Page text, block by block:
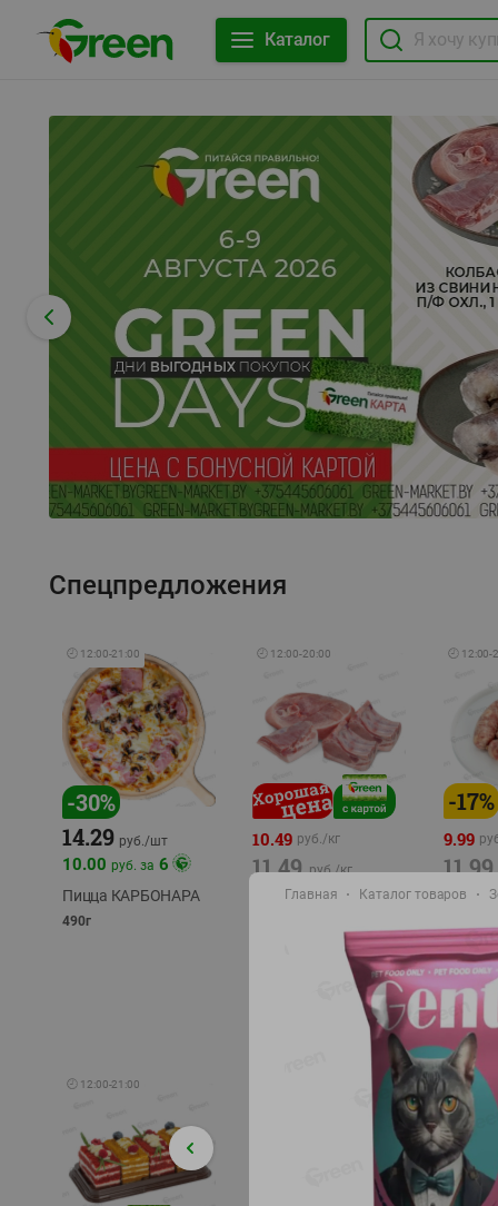
Каталог
Спецпредложения
🕘 12:00-21:00
-30%
14.29 руб./шт
10.00 руб. за 6
Пицца КАРБОНАРА
490г
🕘 12:00-20:00
10.49 руб./кг
11.49 руб./кг
Свинина 1 с.
охлажденный 1 кг
🕘 12:00-
-17%
9.99
11.99
охлажд
🕘 12:00-21:00
Главная Каталог товаров